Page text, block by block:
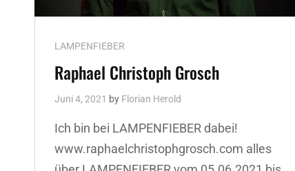
Cat
Links
LAMPENFIEBER
Raphael Christoph Grosch
Juni 4, 2021 by Florian Herold
Ich bin bei LAMPENFIEBER dabei!
www.raphaelchristophgrosch.com alles